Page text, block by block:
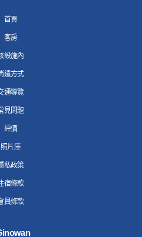
首頁
客房
設施內
遣方式
通導覽
見問題
評價
照片庫
私政策
宿條款
員條款